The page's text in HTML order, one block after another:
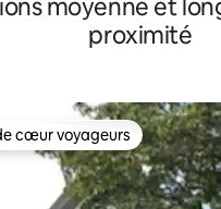
moyenne et
proximité
cœur voyageurs les plus
cœur voyageurs